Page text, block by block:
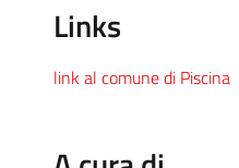
Links
link al comune di Piscina